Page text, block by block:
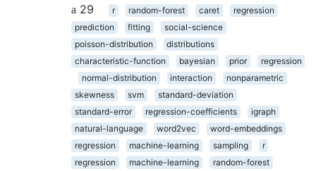
29
r random-forest caret
regression
prediction
fitting
social-science
poisson-distribution
distributions
characteristic-function
bayesian prior
regression
normal-distribution
interaction
nonparametric
skewness
svm
standard-deviation
standard-error
regression-coefficients
igraph
natural-language
word2vec
word-embeddings
regression
machine-learning sampling
r
regression
machine-learning
random-forest